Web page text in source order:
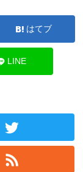
はてブ
LINE